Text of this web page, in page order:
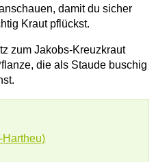
damit du sicher
Kraut pflückst.
zum Jakobs-Kreuzkraut
die als Staude buschig
Hartheu)